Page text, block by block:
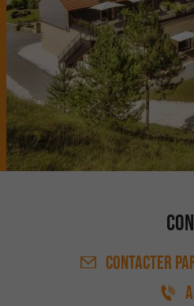
CONTACTER